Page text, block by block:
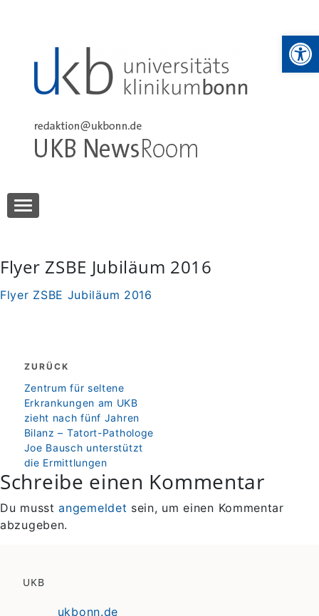
UKB NewsRoom
Flyer ZSBE Jubiläum 2016
Flyer ZSBE Jubiläum 2016
Beitragsnavigation
ZURÜCK
zurück
Zentrum für seltene
Erkrankungen am UKB
zieht nach fünf Jahren
Bilanz – Tatort-Pathologe
Joe Bausch unterstützt
die Ermittlungen
Schreibe einen Kommentar
Du musstangemeldet sein, um einen Kommentar
abzugeben.
UKB
ukbonn.de